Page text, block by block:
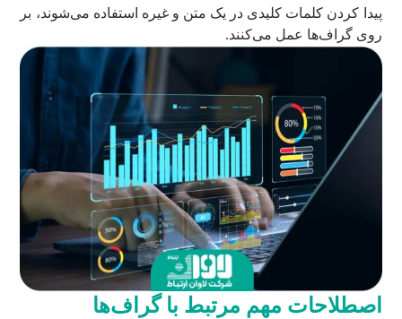
پیدا کردن کلمات کلیدی در یک متن و غیره استفاده می‌شوند، بر
روی گراف‌ها عمل می‌کنند.
اصطلاحات مهم مرتبط با گراف‌ها